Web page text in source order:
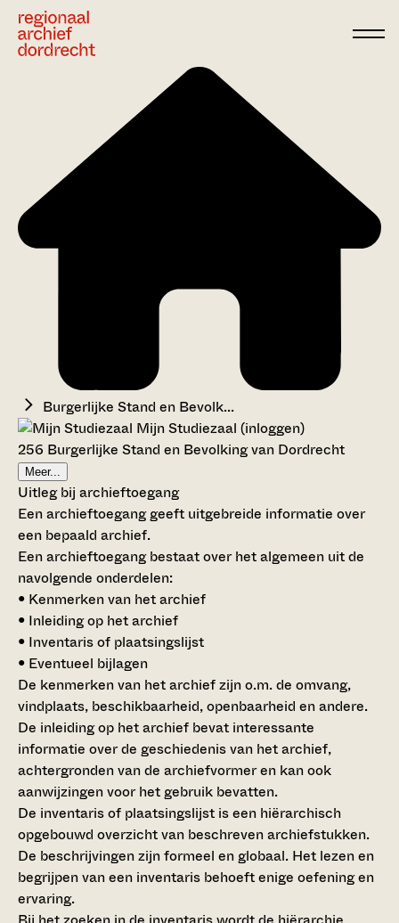
Burgerlijke Stand en Bevolk...
Mijn Studiezaal (inloggen)
256 Burgerlijke Stand en Bevolking van Dordrecht
Meer...
Uitleg bij archieftoegang
Een archieftoegang geeft uitgebreide informatie over
een bepaald archief.
Een archieftoegang bestaat over het algemeen uit de
navolgende onderdelen:
• Kenmerken van het archief
• Inleiding op het archief
• Inventaris of plaatsingslijst
• Eventueel bijlagen
De kenmerken van het archief zijn o.m. de omvang,
vindplaats, beschikbaarheid, openbaarheid en andere.
De inleiding op het archief bevat interessante
informatie over de geschiedenis van het archief,
achtergronden van de archiefvormer en kan ook
aanwijzingen voor het gebruik bevatten.
De inventaris of plaatsingslijst is een hiërarchisch
opgebouwd overzicht van beschreven archiefstukken.
De beschrijvingen zijn formeel en globaal. Het lezen en
begrijpen van een inventaris behoeft enige oefening en
ervaring.